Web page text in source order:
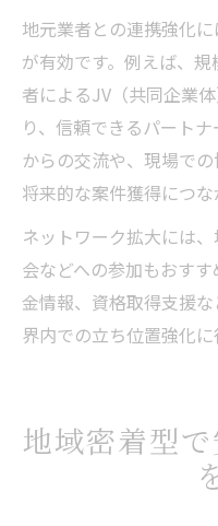
地元業者との連携強化
が有効です。例えば、
者によるJV（共同企業
り、信頼できるパート
からの交流や、現場で
将来的な案件獲得につな
ネットワーク拡大には
会などへの参加もおす
金情報、資格取得支援
界内での立ち位置強化に
地域密着型